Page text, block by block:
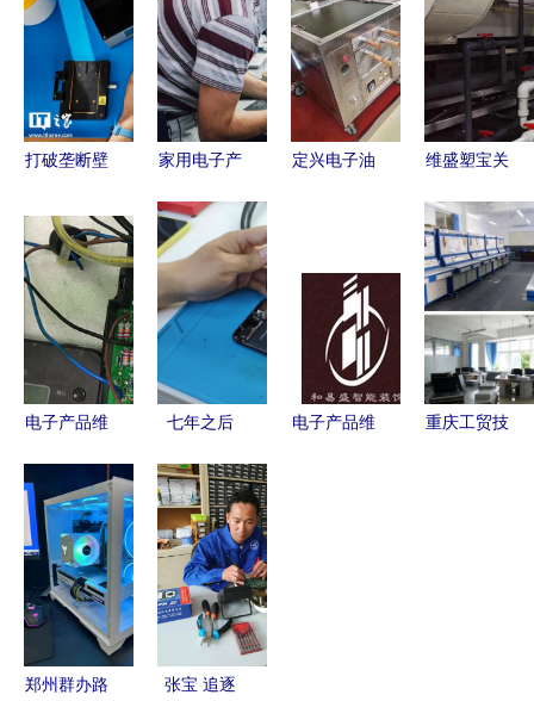
打破垄断壁
修权法案如
何重塑电子
产品维修生
态
家用电子产
默默守护现
代生活的技
术工匠
定兴电子油
与维修服务
维盛塑宝关
护与保养小
结（一）
电子产品维
修安装篇
电子产品维
攻略 从入
门到精通的
实用指南
七年之后
味的电池更
换手记
电子产品维
重庆工贸技
郑州群办路 张宝 追逐